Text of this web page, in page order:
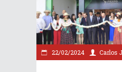
22/02/2024 Carlos